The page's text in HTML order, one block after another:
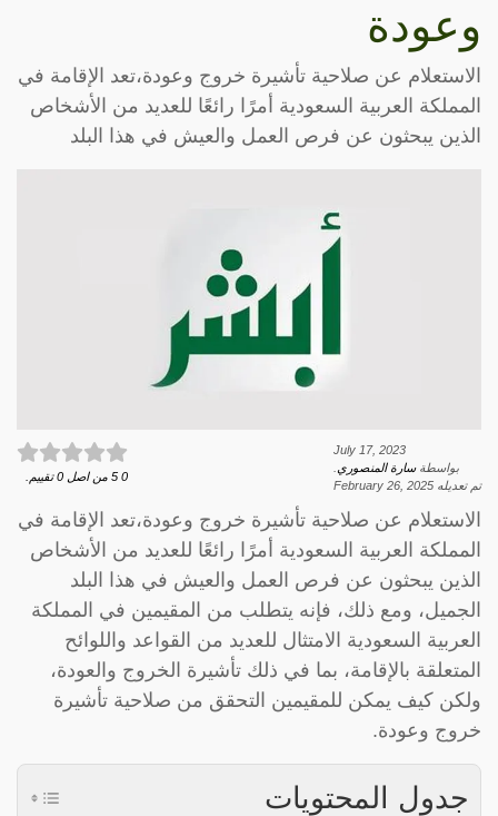
وعودة
الاستعلام عن صلاحية تأشيرة خروج وعودة،تعد الإقامة في
المملكة العربية السعودية أمرًا رائعًا للعديد من الأشخاص
الذين يبحثون عن فرص العمل والعيش في هذا البلد
July 17, 2023
بواسطةسارة المنصوري
تم تعديله February 26, 2025
0
5 من اصل 0 تقييم.
الاستعلام عن صلاحية تأشيرة خروج وعودة،تعد الإقامة في
المملكة العربية السعودية أمرًا رائعًا للعديد من الأشخاص
الذين يبحثون عن فرص العمل والعيش في هذا البلد
الجميل، ومع ذلك، فإنه يتطلب من المقيمين في المملكة
العربية السعودية الامتثال للعديد من القواعد واللوائح
المتعلقة بالإقامة، بما في ذلك تأشيرة الخروج والعودة،
ولكن كيف يمكن للمقيمين التحقق من صلاحية تأشيرة
خروج وعودة.
جدول المحتويات